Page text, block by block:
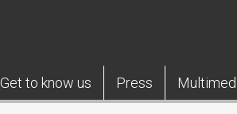
Get to know us Press